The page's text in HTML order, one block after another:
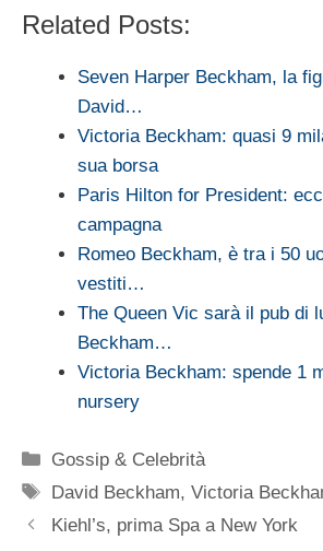
Related Posts:
Seven Harper Beckham, la
David…
Victoria Beckham: quasi 9
sua borsa
Paris Hilton for President:
campagna
Romeo Beckham, è tra i 50
vestiti…
The Queen Vic sarà il pub di
Beckham…
Victoria Beckham: spende 1
nursery
Categorie
Gossip & Celebrità
Tag
David Beckham,Victoria
Kiehl’s, prima Spa a New York